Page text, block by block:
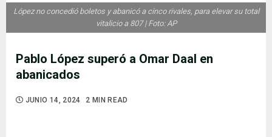
Pablo López superó a Omar Daal en
abanicados
JUNIO 14, 2024 2 MIN READ
López no concedió boletos y abanicó a cinco rivales, para elevar su total
vitalicio a 807 | Foto: AP